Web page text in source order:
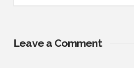
Leave a Comment